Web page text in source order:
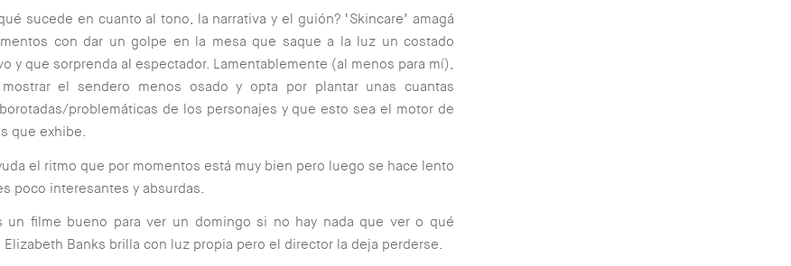
sucede en cuanto al tono, la narrativa y el guión? ‘Skincare’ amagá
con dar un golpe en la mesa que saque a la luz un costado
y que sorprenda al espectador. Lamentablemente (al menos para mí),
el sendero menos osado y opta por plantar unas cuantas
problemáticas de los personajes y que esto sea el motor de
que exhibe.
el ritmo que por momentos está muy bien pero luego se hace lento
poco interesantes y absurdas.
un filme bueno para ver un domingo si no hay nada que ver o qué
Banks brilla con luz propia pero el director la deja perderse.